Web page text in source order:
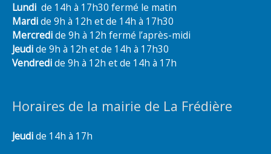
Lundi de 14h à 17h30 fermé le matin
Mardide 9h à 12h et de 14h à 17h30
Mercredide 9h à 12h fermé l’après-midi
Jeudide 9h à 12h et de 14h à 17h30
Vendredide 9h à 12h et de 14h à 17h
Horaires de la mairie de La Frédière
Jeudide 14h à 17h